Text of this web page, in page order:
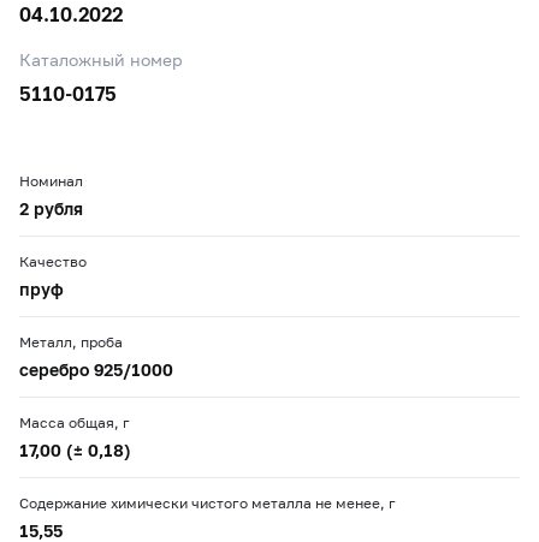
04.10.2022
Каталожный номер
5110-0175
Номинал
2 рубля
Качество
пруф
Металл, проба
серебро 925/1000
Масса общая, г
17,00 (± 0,18)
Содержание химически чистого металла не менее, г
15,55